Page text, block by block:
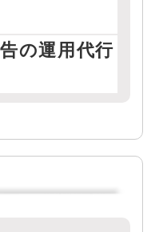
の運用代行